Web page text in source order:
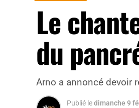
Le
du
Arno a annoncé devoir
Publié ledimanche 9